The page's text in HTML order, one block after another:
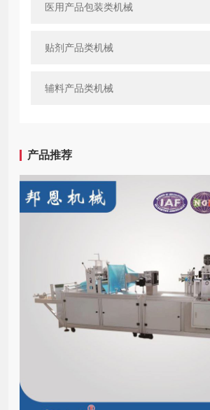
医用产品包装类机械
贴剂产品类机械
辅料产品类机械
产品推荐